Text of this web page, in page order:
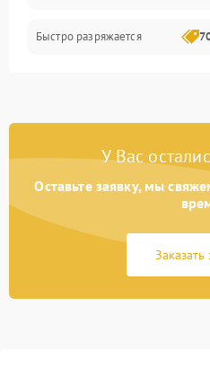
Быстро разряжается
У Вас
Оставьте заявку, мы
Заказать